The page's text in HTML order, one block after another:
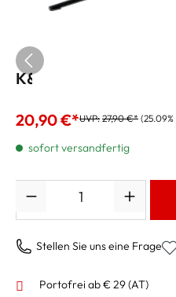
K&M Oboenständer
20,90 €*UVP: 27,90 €*
sofort versandfertig
Stellen Sie uns eine Frage
Portofrei ab € 29 (AT)